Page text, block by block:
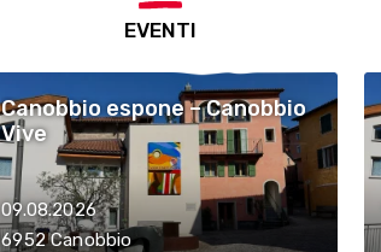
EVENTI
Canobbio espone – Canobbio
Vive
09.08.2026
6952 Canobbio